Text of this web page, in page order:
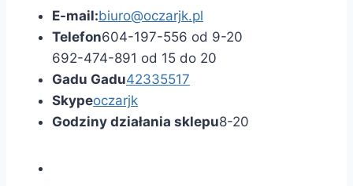
E-mail:biuro@oczarjk.pl
Telefon604-197-556 od 9-20
692-474-891 od 15 do 20
Gadu Gadu42335517
Skypeoczarjk
Godziny działania sklepu8-20